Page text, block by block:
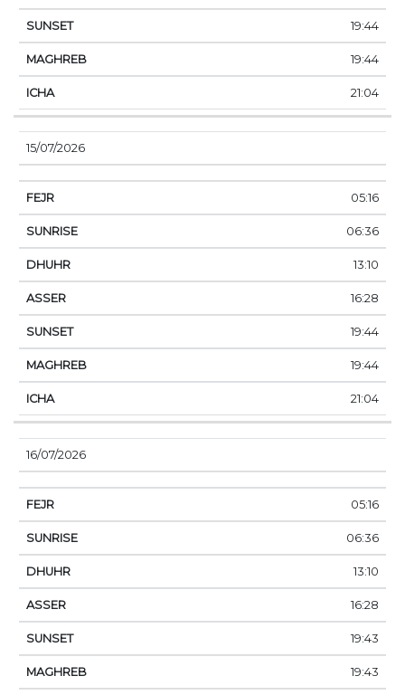
19:44
19:44
21:04
15/07/2026
05:16
06:36
13:10
16:28
19:44
19:44
21:04
16/07/2026
05:16
06:36
13:10
16:28
19:43
19:43